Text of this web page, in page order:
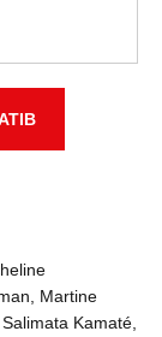
Martine
Kamaté,